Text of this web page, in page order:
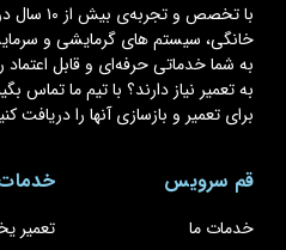
با تخصص و
خانگی، سیستم های گرمایشی و
به شما خدماتی حرفه‌ای و قابل اعتماد
به تعمیر نیاز دارند؟ با تیم ما تماس
برای تعمیر و بازسازی آنها را دریافت
قم سرویس
خدمات ما
تعمیر